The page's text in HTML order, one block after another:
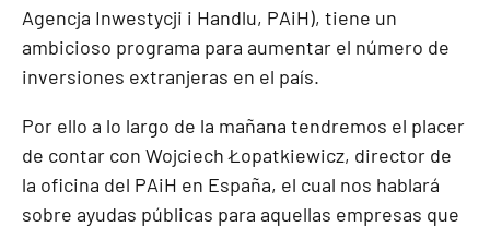
Agencja Inwestycji i Handlu, PAiH), tiene un
ambicioso programa para aumentar el número de
inversiones extranjeras en el país.
Por ello a lo largo de la mañana tendremos el placer
de contar con Wojciech Łopatkiewicz, director de
la oficina del PAiH en España, el cual nos hablará
sobre ayudas públicas para aquellas empresas que